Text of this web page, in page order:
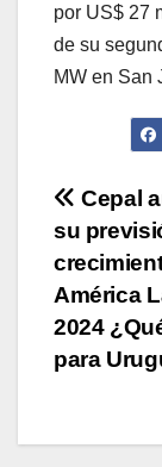
por US$ 27
de su
MW en San
de
Cepal
su
América
2024
para